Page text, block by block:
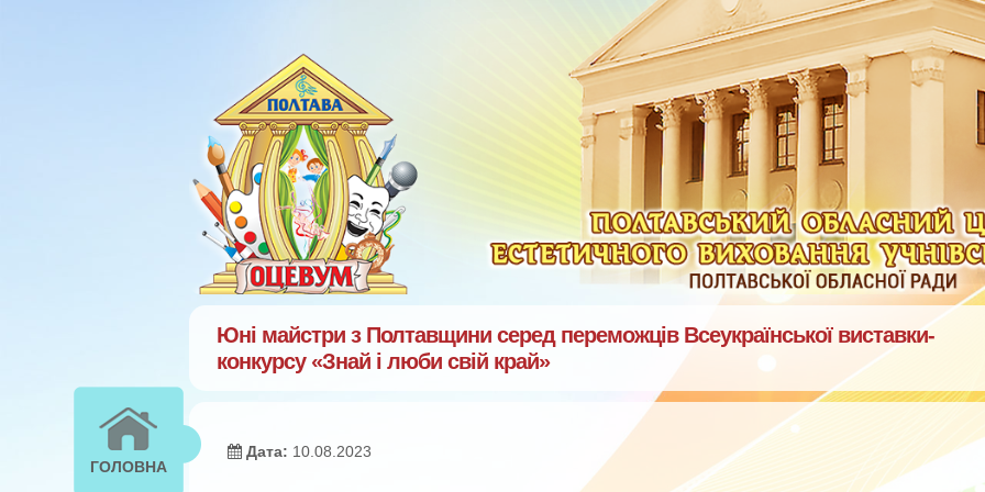
ГОЛОВНА
Юні майстри з Полтавщини серед переможців Всеукраїнської виставки-
конкурсу «Знай і люби свій край»
Дата: 10.08.2023